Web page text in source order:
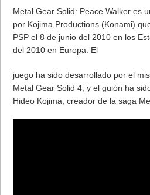
Metal Gear Solid: Peace Walker es
por Kojima Productions (Konami)
PSP el 8 de junio del 2010 en los
del 2010 en Europa. El
juego ha sido desarrollado por el
Metal Gear Solid 4, y el guión ha
Hideo Kojima, creador de la saga